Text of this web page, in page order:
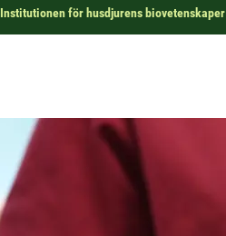
Institutionen för husdjurens biovetenskaper